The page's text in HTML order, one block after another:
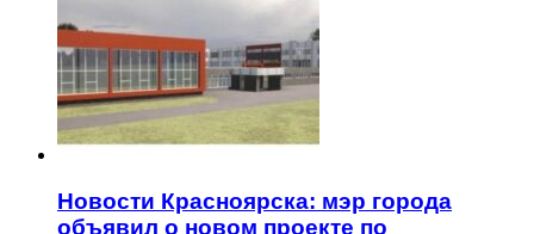
Новости Красноярска: мэр города
объявил о новом проекте по